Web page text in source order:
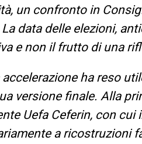
un confronto in
data delle elezioni,
e non il frutto di una
ha reso
versione finale. Alla
Uefa Ceferin, con cui
a ricostruzioni